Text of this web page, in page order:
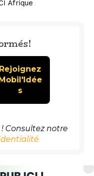
Afrique
Consultez notre